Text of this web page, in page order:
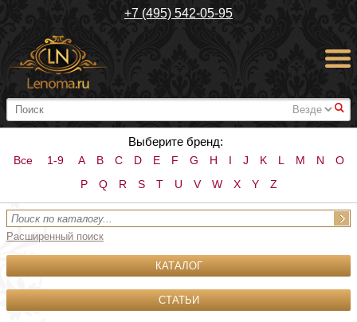
+7 (495) 542-05-95
#
Выберите бренд:
Все 1-9 A B C D E F G H I J K L M N
O
P
Q R S T U V W X Y Z
Расширенный поиск
КАТАЛОГ
СТАТЬИ